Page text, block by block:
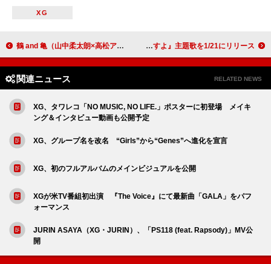
XG
鶴 and 亀（山中柔太朗×高松アロハ）、映画『純愛上等！』主題歌としてカバーした「LOVE 2000」MV解禁 My Hair is Bad、松田龍平主演ドラマ『探偵さん、リュック開いてますよ』主題歌を1/21にリリース
関連ニュース RELATED NEWS
XG、タワレコ「NO MUSIC, NO LIFE.」ポスターに初登場 メイキ
ング＆インタビュー動画も公開予定
XG、グループ名を改名 “Girls”から“Genes”へ進化を宣言
XG、初のフルアルバムのメインビジュアルを公開
XGが米TV番組初出演 『The Voice』にて最新曲「GALA」をパフ
ォーマンス
JURIN ASAYA（XG・JURIN）、「PS118 (feat. Rapsody)」MV公
開